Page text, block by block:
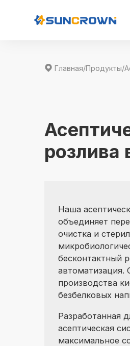
 Главная/Продукты/
розлива
Наша
объединяет
очистка и
бесконтактный
автоматизация.
производства
безбелковых
Разработанная
асептическая
максимальное